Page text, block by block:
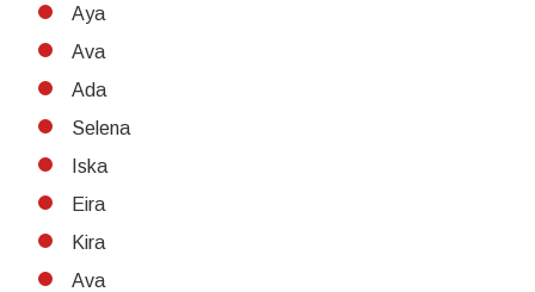
Aya
Ava
Ada
Selena
Iska
Eira
Kira
Ava